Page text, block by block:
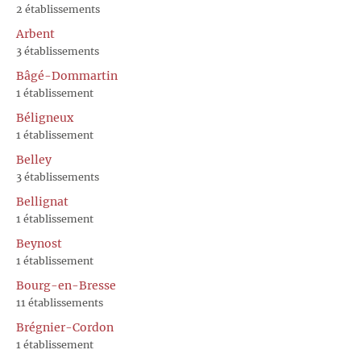
2 établissements
Arbent
3 établissements
Bâgé-Dommartin
1 établissement
Béligneux
1 établissement
Belley
3 établissements
Bellignat
1 établissement
Beynost
1 établissement
Bourg-en-Bresse
11 établissements
Brégnier-Cordon
1 établissement